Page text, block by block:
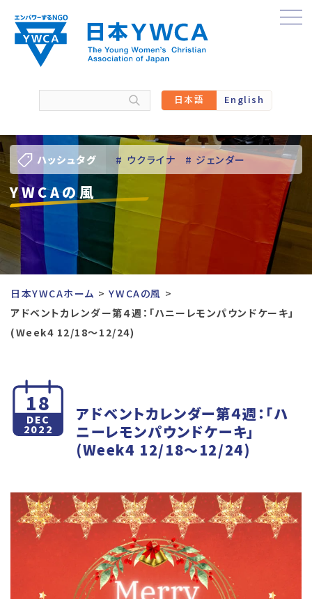
content
日本語 English
ハッシュタグ # ウクライナ # ジェンダー
# バーチャル訪問
# 人権 # 国際協力
# 地域YWCA
# 東日本大震災被災者支援
# 若い女性のリーダーシップ
YWCAの風
日本YWCAホーム
YWCAの風
アドベントカレンダー第４週：「ハニーレモンパウンドケーキ」
(Week4 12/18～12/24)
18
DEC
2022
アドベントカレンダー第４週：「ハ
ニーレモンパウンドケーキ」
(Week4 12/18～12/24)